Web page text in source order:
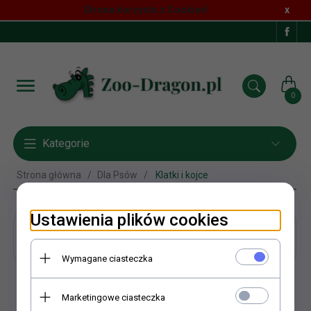
Strona korzysta z Cookies! x
0
Kategorie
Strona główna Dla Psów Klatki i kojce
Klatki i kojce
Ustawienia plików cookies
Wymagane ciasteczka
Marketingowe ciasteczka